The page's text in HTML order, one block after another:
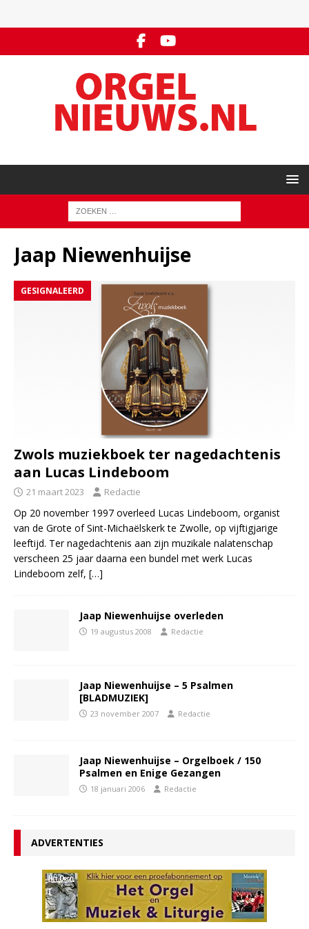
Jaap Niewenhuijse
GESIGNALEERD
Zwols muziekboek ter nagedachtenis
aan Lucas Lindeboom
21 maart 2023 Redactie
Op 20 november 1997 overleed Lucas Lindeboom, organist
van de Grote of Sint-Michaëlskerk te Zwolle, op vijftigjarige
leeftijd. Ter nagedachtenis aan zijn muzikale nalatenschap
verscheen 25 jaar daarna een bundel met werk Lucas
Lindeboom zelf, […]
Jaap Niewenhuijse overleden
19 augustus 2008 Redactie
Jaap Niewenhuijse – 5 Psalmen
[BLADMUZIEK]
23 november 2007 Redactie
Jaap Niewenhuijse – Orgelboek / 150
Psalmen en Enige Gezangen
18 januari 2006 Redactie
ADVERTENTIES